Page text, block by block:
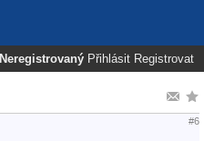
Neregistrovaný Přihlásit Registrovat
#6